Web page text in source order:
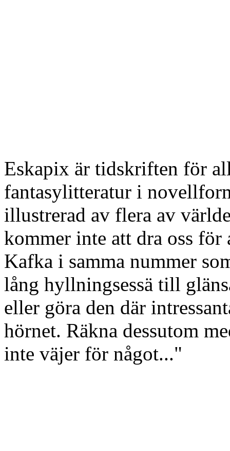
Eskapix är tidskriften för
fantasylitteratur i
illustrerad av flera av
kommer inte att dra oss
Kafka i samma nummer
lång hyllningsessä till
eller göra den där
hörnet. Räkna dessutom
inte väjer för något..."